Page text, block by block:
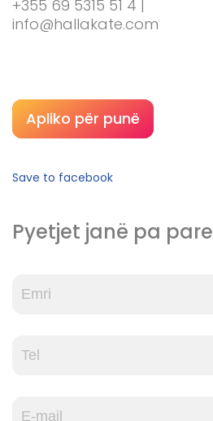
+355 69 5315 51 4 |
info@hallakate.com
Apliko për punë
Save to facebook
Pyetjet janë pa pare